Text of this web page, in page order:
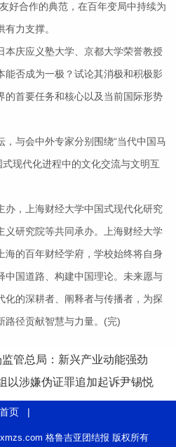
好合作的典范，在百年变局中持续为
力支撑。
庆应义塾大学、京都大学荣誉教授
能否成为一极？试论其消极和积极影
的首要任务和核心以及当前国际形势
与会中外专家分别围绕“当代中国马
现代化进程中的文化交流与文明互
，上海财经大学中国式现代化研究
义研究院等共同承办。上海财经大学
海的百年财经学府，学校始终将自身
中国道路、构建中国理论。未来愿与
化的深耕者、阐释者与传播者，为探
路径贡献智慧与力量。(完)
管总局：新兴产业动能强劲
以涉嫌伪证罪追加起诉尹锡悦
首页 |
格鲁吉亚团结报 版权所有